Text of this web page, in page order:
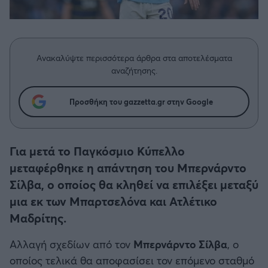
Δημήτρης Τσορμπατζόγλου
Άρης
Βόλος
Ατρόμητος Αθηνών
Κηφισιά
Αστέρας Τρίπολης
Παναιτωλικός
Μια Ιστορία από την Πόλη
Κύπελλο Γερμανίας
Κύπελλο Ελλάδος
CHAMPIONS LEAGUE
EUROPA LEAGUE
COPA AMERICA
Μουντιάλ 2026
EURO
Γ' Εθνική
Ανακαλύψτε περισσότερα άρθρα στα αποτελέσματα
αναζήτησης.
Προσθήκη του gazzetta.gr στην Google
Για μετά το Παγκόσμιο Κύπελλο
μεταφέρθηκε η απάντηση του Μπερνάρντο
Σίλβα, ο οποίος θα κληθεί να επιλέξει μεταξύ
μια εκ των Μπαρτσελόνα και Ατλέτικο
Μαδρίτης.
Αλλαγή σχεδίων από τον Μπερνάρντο Σίλβα, ο
οποίος τελικά θα αποφασίσει τον επόμενο σταθμό